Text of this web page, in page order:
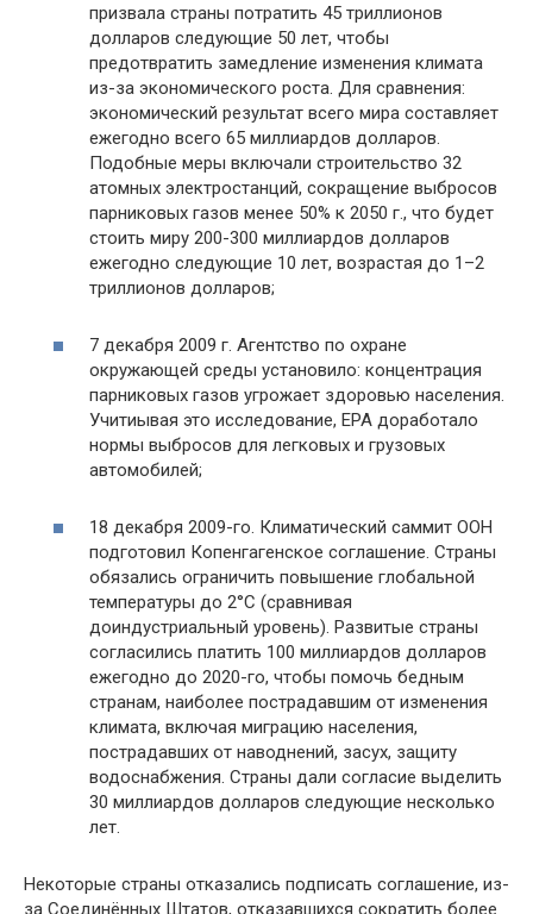
призвала страны потратить 45 триллионов
долларов следующие 50 лет, чтобы
предотвратить замедление изменения климата
из-за экономического роста. Для сравнения:
экономический результат всего мира составляет
ежегодно всего 65 миллиардов долларов.
Подобные меры включали строительство 32
атомных электростанций, сокращение выбросов
парниковых газов менее 50% к 2050 г., что будет
стоить миру 200-300 миллиардов долларов
ежегодно следующие 10 лет, возрастая до 1–2
триллионов долларов;
7 декабря 2009 г. Агентство по охране
окружающей среды установило: концентрация
парниковых газов угрожает здоровью населения.
Учитиывая это исследование, EPA доработало
нормы выбросов для легковых и грузовых
автомобилей;
18 декабря 2009-го. Климатический саммит ООН
подготовил Копенгагенское соглашение. Страны
обязались ограничить повышение глобальной
температуры до 2°С (сравнивая
доиндустриальный уровень). Развитые страны
согласились платить 100 миллиардов долларов
ежегодно до 2020-го, чтобы помочь бедным
странам, наиболее пострадавшим от изменения
климата, включая миграцию населения,
пострадавших от наводнений, засух, защиту
водоснабжения. Страны дали согласие выделить
30 миллиардов долларов следующие несколько
лет.
Некоторые страны отказались подписать соглашение, из-
за Соединённых Штатов, отказавшихся сократить более